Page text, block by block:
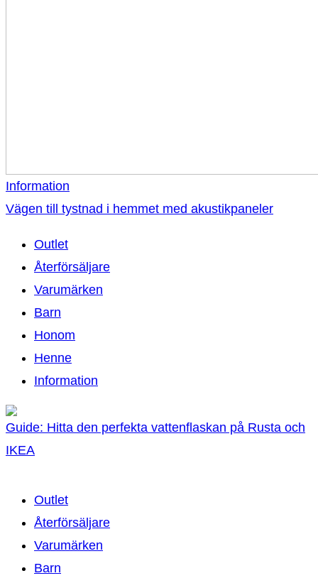
Information
Vägen till tystnad i hemmet med akustikpaneler
Outlet
Återförsäljare
Varumärken
Barn
Honom
Henne
Information
Guide: Hitta den perfekta vattenflaskan på Rusta och
IKEA
Outlet
Återförsäljare
Varumärken
Barn